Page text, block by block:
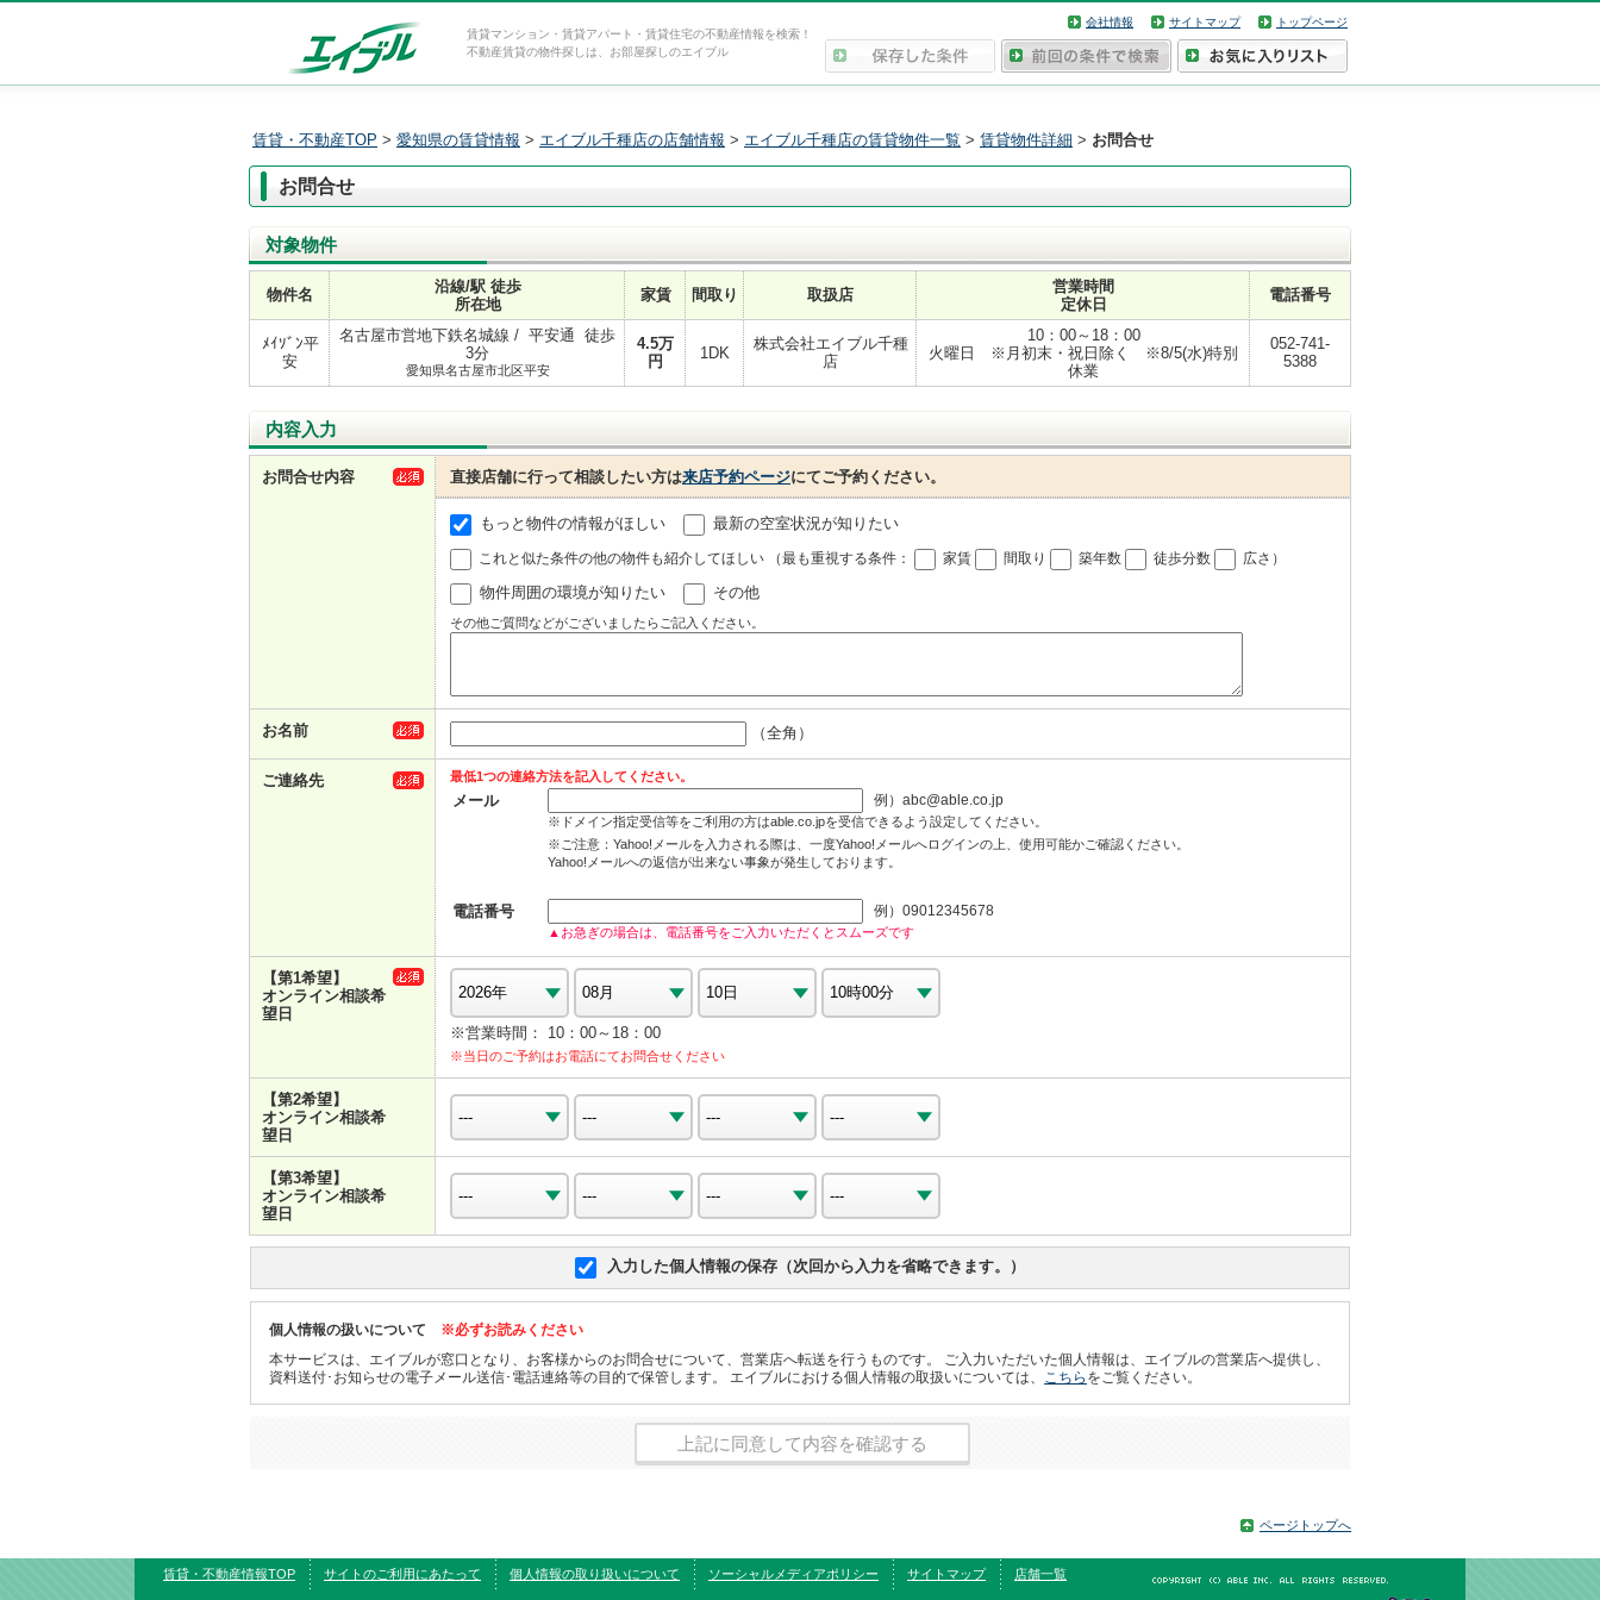
賃貸マンション・賃貸アパート・賃貸住宅の不動産情報を検索！
不動産賃貸の物件探しは、お部屋探しのエイブル
会社情報 サイトマップ トップページ
賃貸・不動産TOP > 愛知県の賃貸情報 > エイブル千種店の店舗情報 > エイブル千種店の賃貸物件一覧 > 賃貸物件詳細 > お問合せ
お問合せ
対象物件
物件名
沿線/駅 徒歩
所在地
家賃 間取り 取扱店
営業時間
定休日
電話番号
ﾒｲｿﾞﾝ平
安
名古屋市営地下鉄名城線 / 平安通 徒歩
3分
愛知県名古屋市北区平安
4.5万
円
1DK
株式会社エイブル千種
店
10：00～18：00
火曜日 ※月初末・祝日除く ※8/5(水)特別
休業
052-741-
5388
内容入力
お問合せ内容 直接店舗に行って相談したい方は来店予約ページにてご予約ください。
もっと物件の情報がほしい 最新の空室状況が知りたい
これと似た条件の他の物件も紹介してほしい （最も重視する条件： 家賃 間取り 築年数 徒歩分数 広さ ）
物件周囲の環境が知りたい その他
その他ご質問などがございましたらご記入ください。
お名前 （全角）
ご連絡先 最低1つの連絡方法を記入してください。
メール 例）abc@able.co.jp
※ドメイン指定受信等をご利用の方はable.co.jpを受信できるよう設定してください。
※ご注意：Yahoo!メールを入力される際は、一度Yahoo!メールへログインの上、使用可能かご確認ください。
Yahoo!メールへの返信が出来ない事象が発生しております。
電話番号 例）09012345678
▲お急ぎの場合は、電話番号をご入力いただくとスムーズです
【第1希望】
オンライン相談希
望日
※営業時間： 10：00～18：00
※当日のご予約はお電話にてお問合せください
【第2希望】
オンライン相談希
望日
【第3希望】
オンライン相談希
望日
入力した個人情報の保存（次回から入力を省略できます。）
個人情報の扱いについて
※必ずお読みください
本サービスは、エイブルが窓口となり、お客様からのお問合せについて、営業店へ転送を行うものです。 ご入力いただいた個人情報は、エイブルの営業店へ提供し、
資料送付･お知らせの電子メール送信･電話連絡等の目的で保管します。 エイブルにおける個人情報の取扱いについては、
こちら をご覧ください。
上記に同意して内容を確認する
ページトップへ
賃貸・不動産情報TOP サイトのご利用にあたって 個人情報の取り扱いについて ソーシャルメディアポリシー サイトマップ 店舗一覧